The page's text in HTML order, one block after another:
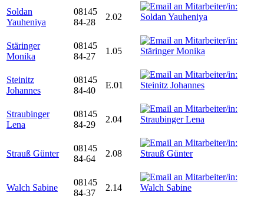
Soldan
Yauheniya
08145
84-28
2.02
Stäringer
Monika
08145
84-27
1.05
Steinitz
Johannes
08145
84-40
E.01
Straubinger
Lena
08145
84-29
2.04
Strauß Günter
08145
84-64
2.08
Walch Sabine
08145
84-37
2.14